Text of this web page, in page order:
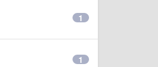
1
1